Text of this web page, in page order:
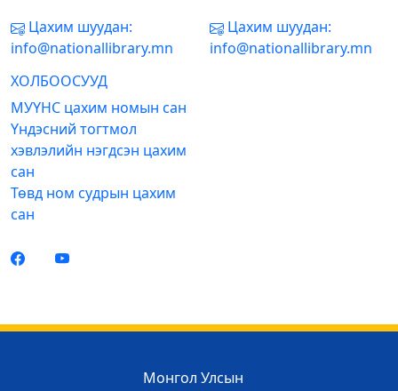
Цахим шуудан:
info@nationallibrary.mn
Цахим шуудан:
info@nationallibrary.mn
ХОЛБООСУУД
МУҮНС цахим номын сан
Үндэсний тогтмол
хэвлэлийн нэгдсэн цахим
сан
Төвд ном судрын цахим
сан
Монгол Улсын